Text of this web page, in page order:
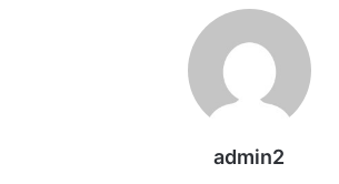
admin2